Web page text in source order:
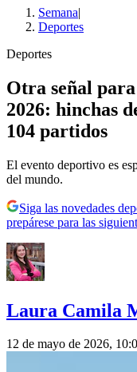
Semana|
Deportes
Deportes
Otra señal
2026: hinchas
104 partidos
El evento deportivo es
del mundo.
Siga las novedades
prepárese para las
Laura Camila
12 de mayo de 2026,